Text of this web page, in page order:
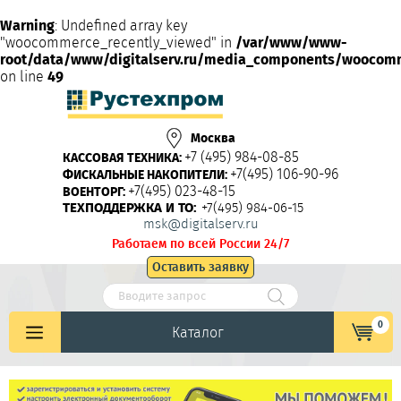
Warning: Undefined array key
"woocommerce_recently_viewed" in /var/www/www-
root/data/www/digitalserv.ru/media_components/
on line 49
Москва
КАССОВАЯ ТЕХНИКА: +7 (495) 984-08-85
ФИСКАЛЬНЫЕ НАКОПИТЕЛИ: +7(495) 106-90-96
ВОЕНТОРГ: +7(495) 023-48-15
ТЕХПОДДЕРЖКА И ТО: +7(495) 984-06-15
msk@digitalserv.ru
Работаем по всей России 24/7
Оставить заявку
Каталог 0